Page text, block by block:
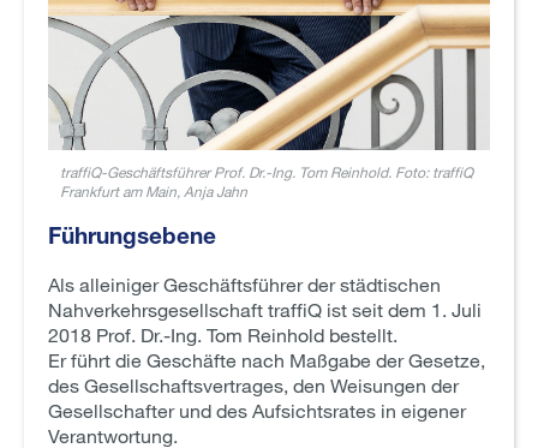
traffiQ-Geschäftsführer Prof. Dr.-Ing. Tom Reinhold. Foto: traffiQ
Frankfurt am Main, Anja Jahn
Führungsebene
Als alleiniger Geschäftsführer der städtischen
Nahverkehrsgesellschaft traffiQ ist seit dem 1. Juli
2018 Prof. Dr.-Ing. Tom Reinhold bestellt.
Er führt die Geschäfte nach Maßgabe der Gesetze,
des Gesellschaftsvertrages, den Weisungen der
Gesellschafter und des Aufsichtsrates in eigener
Verantwortung.